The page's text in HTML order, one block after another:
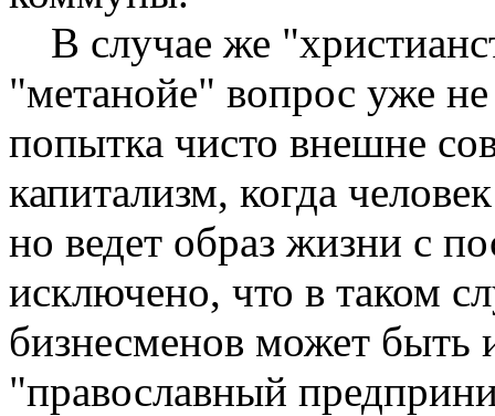
В случае же
"метанойе" воп­рос уже
попытка чисто внешне
капитализм, когда
но ведет образ жизни с
исключено, что в таком
бизнесменов может быть
"православный